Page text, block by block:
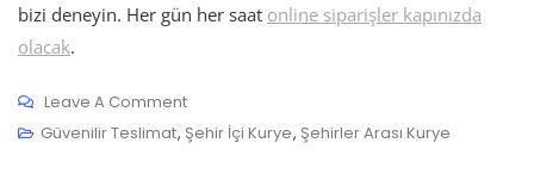
bizi deneyin. Her gün her saat online siparişler kapınızda
olacak.
Leave A CommentOn
Online
Güvenilir Teslimat, Şehir İçi Kurye, Şehirler Arası Kurye